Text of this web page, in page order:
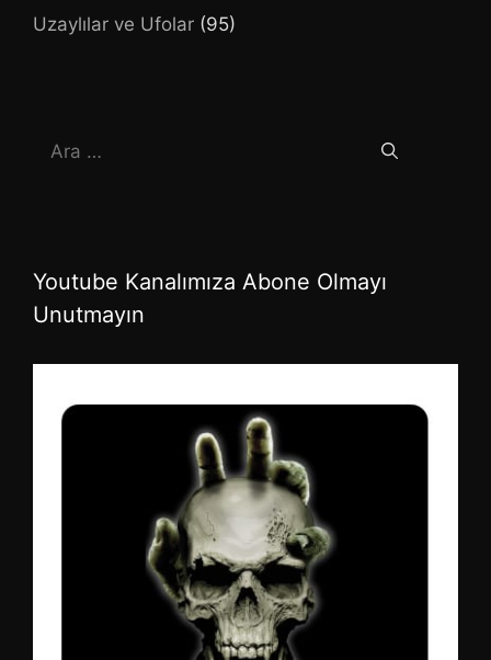
Uzaylılar ve Ufolar (95)
ara
Youtube Kanalımıza Abone Olmayı
Unutmayın